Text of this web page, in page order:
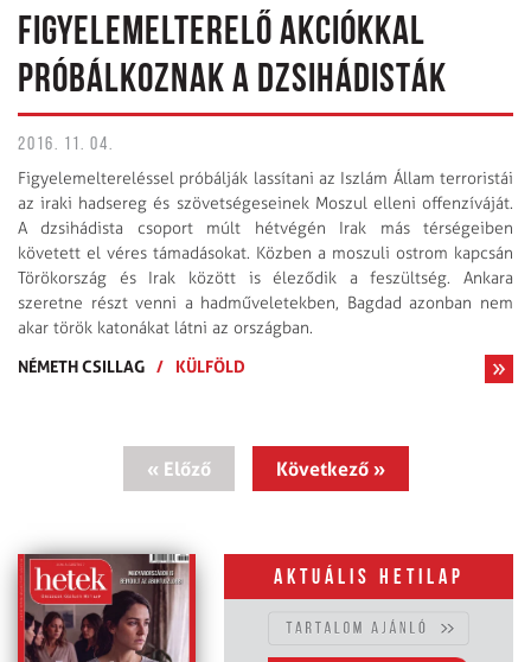
FIGYELEMELTERELŐ AKCIÓKKAL
PRÓBÁLKOZNAK A DZSIHÁDISTÁK
2016. 11. 04.
Figyelemeltereléssel próbálják lassítani az Iszlám Állam terroristái
az iraki hadsereg és szövetségeseinek Moszul elleni offenzíváját.
A dzsihádista csoport múlt hétvégén Irak más térségeiben
követett el véres támadásokat. Közben a moszuli ostrom kapcsán
Törökország és Irak között is éleződik a feszültség. Ankara
szeretne részt venni a hadműveletekben, Bagdad azonban nem
akar török katonákat látni az országban.
NÉMETH CSILLAG / KÜLFÖLD
« Előző Következő »
Aktuális hetilap